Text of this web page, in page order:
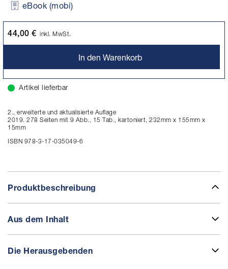
eBook (mobi)
44,00 € inkl. MwSt.
In den Warenkorb
Artikel lieferbar
2., erweiterte und aktualisierte Auflage
2019. 278 Seiten mit 9 Abb., 15 Tab., kartoniert, 232mm x 155mm x
15mm
ISBN 978-3-17-035049-6
Produktbeschreibung
Aus dem Inhalt
Die Herausgebenden